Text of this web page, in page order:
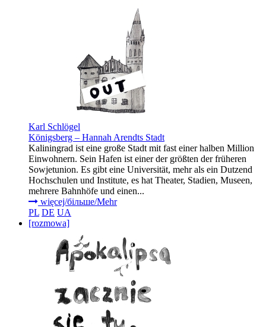
Karl Schlögel
Königsberg – Hannah Arendts Stadt
Kaliningrad ist eine große Stadt mit fast einer halben Million
Einwohnern. Sein Hafen ist einer der größten der früheren
Sowjetunion. Es gibt eine Universität, mehr als ein Dutzend
Hochschulen und Institute, es hat Theater, Stadien, Museen,
mehrere Bahnhöfe und einen...
więcej/більше/Mehr
PL DE UA
[rozmowa]